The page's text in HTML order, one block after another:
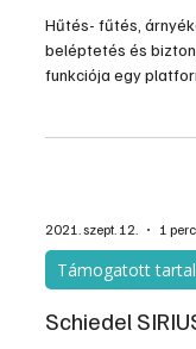
Hűtés- fűtés,
beléptetés és
funkciója egy
2021. szept. 12. 1
Támogatott
Schiedel